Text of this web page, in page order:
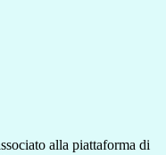
alla piattaforma di